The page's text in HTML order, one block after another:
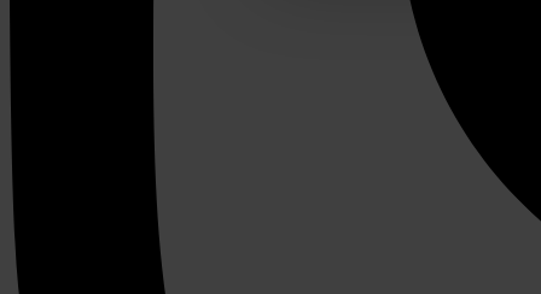
media, adverteren en
verstrekt of die ze hebben